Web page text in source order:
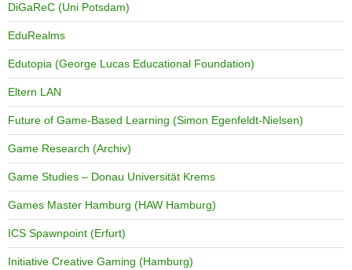
DiGaReC (Uni Potsdam)
EduRealms
Edutopia (George Lucas Educational Foundation)
Eltern LAN
Future of Game-Based Learning (Simon Egenfeldt-Nielsen)
Game Research (Archiv)
Game Studies – Donau Universität Krems
Games Master Hamburg (HAW Hamburg)
ICS Spawnpoint (Erfurt)
Initiative Creative Gaming (Hamburg)